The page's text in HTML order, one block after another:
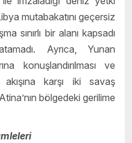
mutabakatını geçersiz
sınırlı bir alanı kapsadı
Ayrıca, Yunan
konuşlandırılması ve
karşı iki savaş
bölgedeki gerilime